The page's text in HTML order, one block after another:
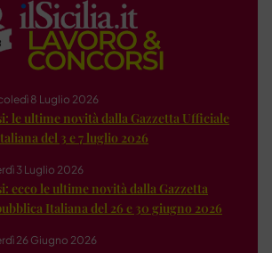
8 Luglio 2026
le ultime novità dalla Gazzetta Ufficiale
del 3 e 7 luglio 2026
3 Luglio 2026
ecco le ultime novità dalla Gazzetta
Italiana del 26 e 30 giugno 2026
26 Giugno 2026